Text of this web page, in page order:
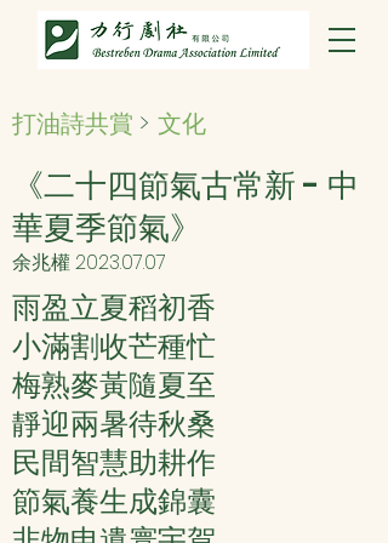
打油詩共賞 > 文化
《二十四節氣古常新 - 中
華夏季節氣》
余兆權2023.07.07
雨盈立夏稻初香
小滿割收芒種忙
梅熟麥黃隨夏至
靜迎兩暑待秋桑
民間智慧助耕作
節氣養生成錦囊